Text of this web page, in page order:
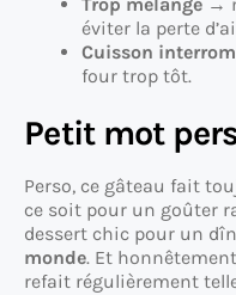
Trop mélangé →
éviter la perte
Cuisson
four trop tôt.
Petit mot
Perso, ce gâteau fait
ce soit pour un goûter
dessert chic pour un
monde. Et
refait régulièrement